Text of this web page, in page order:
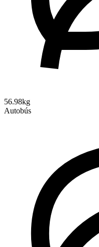
56.98kg
Autobús